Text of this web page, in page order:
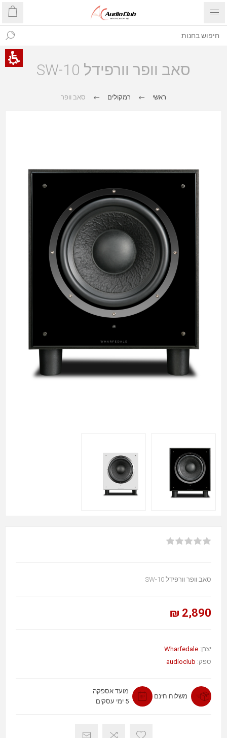
סאב וופר וורפידל SW-10
ראשי רמקולים סאב וופר
סאב וופר וורפידל SW-10
2,890 ₪
יצרן: Wharfedale
ספק: audioclub
משלוח חינם
מועד אספקה
5 ימי עסקים